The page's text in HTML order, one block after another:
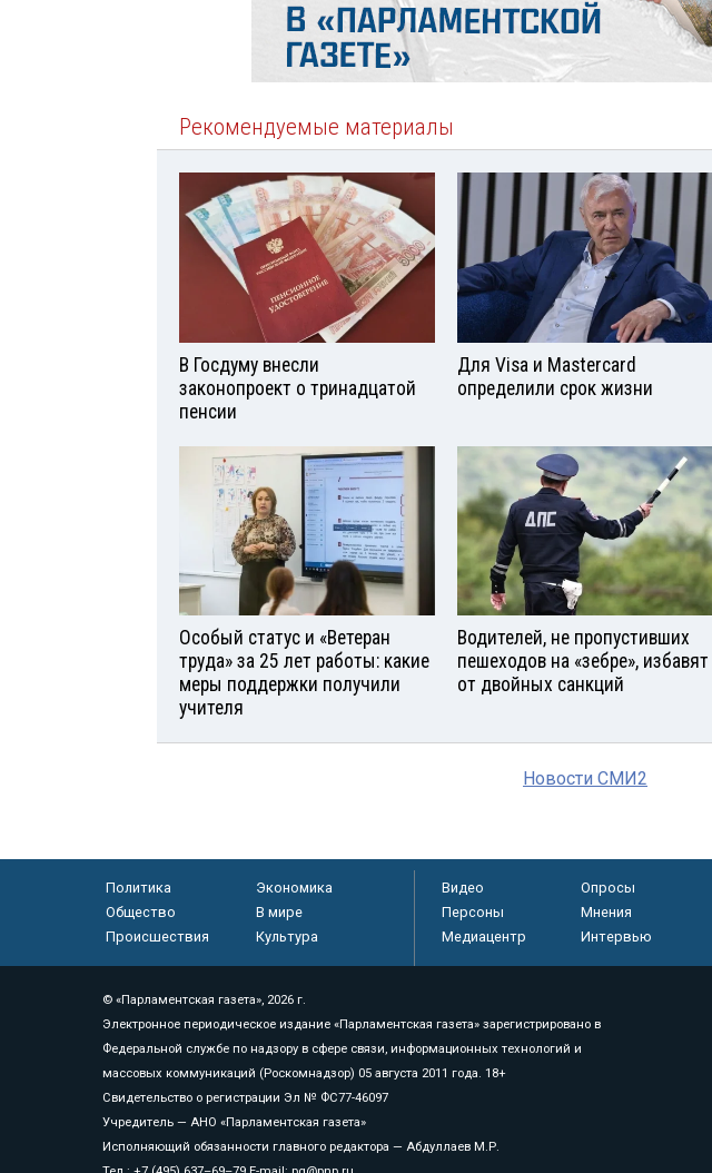
Рекомендуемые материалы
В Госдуму внесли
законопроект о тринадцатой
пенсии
Для Visа и Mastercard
определили срок жизни
Особый статус и «Ветеран
труда» за 25 лет работы: какие
меры поддержки получили
учителя
Водителей, не пропустивших
пешеходов на «зебре», избавят
от двойных санкций
Новости СМИ2
Политика
Экономика
Общество
В мире
Происшествия
Культура
Видео Опросы
Персоны
Мнения
Медиацентр
Интервью
© «Парламентская газета», 2026 г.
Электронное периодическое издание «Парламентская газета» зарегистрировано в
Федеральной службе по надзору в сфере связи, информационных технологий и
массовых коммуникаций (Роскомнадзор) 05 августа 2011 года. 18+
Свидетельство о регистрации Эл № ФС77-46097
Учредитель — АНО «Парламентская газета»
Исполняющий обязанности главного редактора — Абдуллаев М.Р.